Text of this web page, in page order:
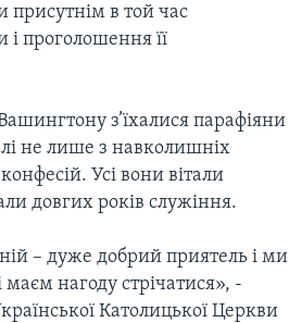
в той час
і проголошення її
з’їхалися парафіяни
не лише з навколишніх
Усі вони вітали
довгих років служіння.
– дуже добрий приятель і ми
нагоду стрічатися», -
Католицької Церкви